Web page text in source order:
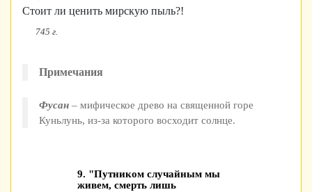
Стоит ли ценить мирскую пыль?!
745 г.
Примечания
Фусан – мифическое древо на священной горе
Куньлунь, из-за которого восходит солнце.
9. "Путником случайным мы
живем, смерть лишь